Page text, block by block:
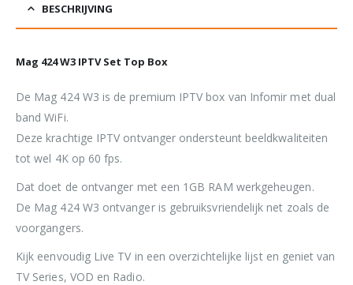
BESCHRIJVING
Mag 424 W3 IPTV Set Top Box
De Mag 424 W3 is de premium IPTV box van Infomir met dual
band WiFi.
Deze krachtige IPTV ontvanger ondersteunt beeldkwaliteiten
tot wel 4K op 60 fps.
Dat doet de ontvanger met een 1GB RAM werkgeheugen.
De Mag 424 W3 ontvanger is gebruiksvriendelijk net zoals de
voorgangers.
Kijk eenvoudig Live TV in een overzichtelijke lijst en geniet van
TV Series, VOD en Radio.